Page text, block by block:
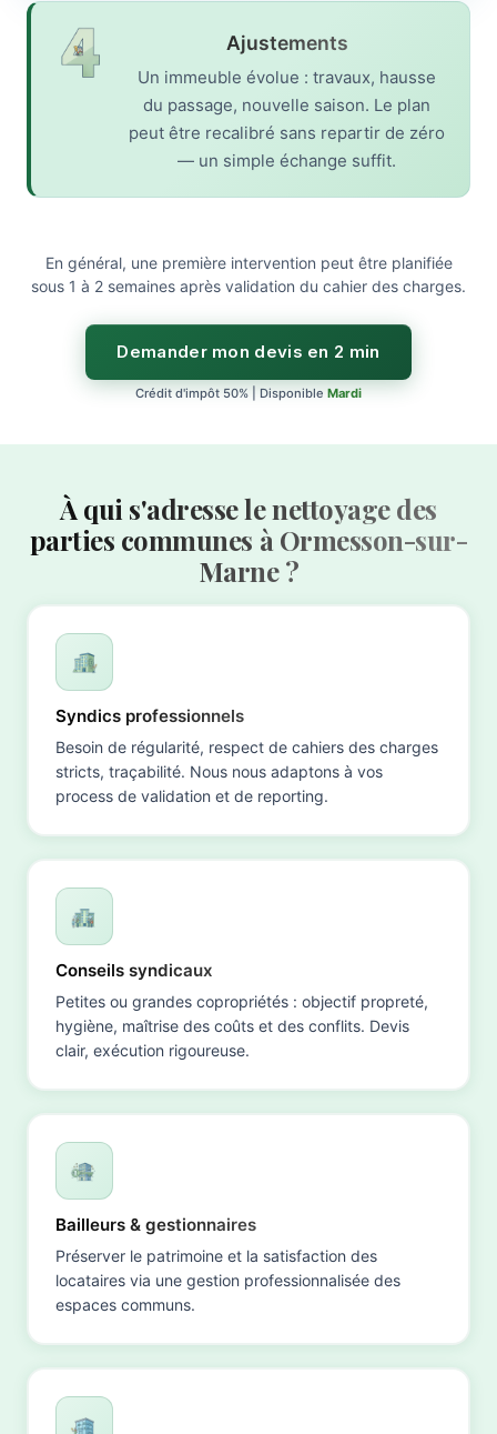
Ajustements
Un immeuble évolue : travaux, hausse
du passage, nouvelle saison. Le plan
peut être recalibré sans repartir de zéro
— un simple échange suffit.
En général, une première intervention peut être planifiée
sous 1 à 2 semaines après validation du cahier des charges.
Demander mon devis en 2 min
Crédit d'impôt 50% | Disponible Mardi
À qui s'adresse le nettoyage des
parties communes à Ormesson-sur-
Marne ?
Syndics professionnels
Besoin de régularité, respect de cahiers des charges
stricts, traçabilité. Nous nous adaptons à vos
process de validation et de reporting.
Conseils syndicaux
Petites ou grandes copropriétés : objectif propreté,
hygiène, maîtrise des coûts et des conflits. Devis
clair, exécution rigoureuse.
Bailleurs & gestionnaires
Préserver le patrimoine et la satisfaction des
locataires via une gestion professionnalisée des
espaces communs.